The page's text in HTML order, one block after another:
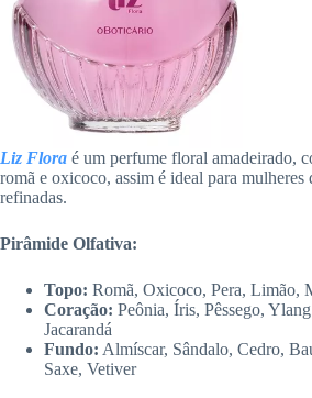
Liz Flora é um perfume floral amadeirado,
romã e oxicoco, assim é ideal para mulheres
refinadas.
Pirâmide Olfativa:
Topo: Romã, Oxicoco, Pera, Limão,
Coração: Peônia, Íris, Pêssego,
Jacarandá
Fundo: Almíscar, Sândalo, Cedro,
Saxe, Vetiver